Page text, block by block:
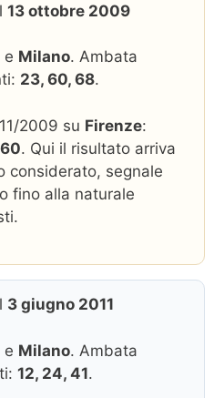
13 ottobre 2009
e Milano. Ambata
23, 60, 68.
2009 su Firenze:
. Qui il risultato arriva
considerato, segnale
fino alla naturale
3 giugno 2011
e Milano. Ambata
12, 24, 41.